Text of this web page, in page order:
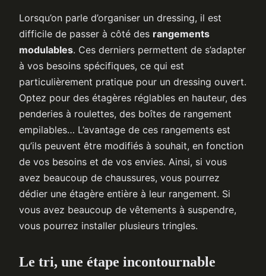
Lorsqu’on parle d’organiser un dressing, il est
difficile de passer à côté des rangements
modulables. Ces derniers permettent de s’adapter
à vos besoins spécifiques, ce qui est
particulièrement pratique pour un dressing ouvert.
Optez pour des étagères réglables en hauteur, des
penderies à roulettes, des boîtes de rangement
empilables… L’avantage de ces rangements est
qu’ils peuvent être modifiés à souhait, en fonction
de vos besoins et de vos envies. Ainsi, si vous
avez beaucoup de chaussures, vous pourrez
dédier une étagère entière à leur rangement. Si
vous avez beaucoup de vêtements à suspendre,
vous pourrez installer plusieurs tringles.
Le tri, une étape incontournable